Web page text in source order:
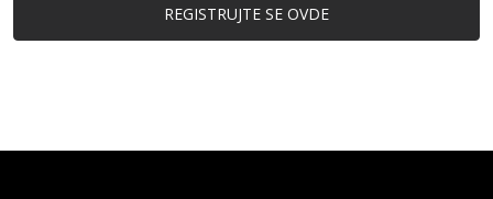
REGISTRUJTE SE OVDE